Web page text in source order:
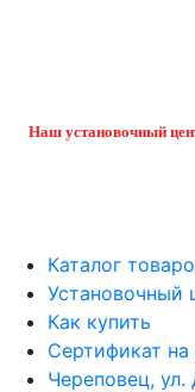
Наш установочный
Каталог
Установочный
Как купить
Сертификат на
Череповец,